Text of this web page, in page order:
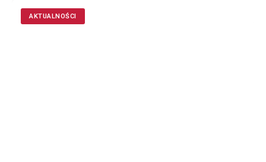
AKTUALNOŚCI